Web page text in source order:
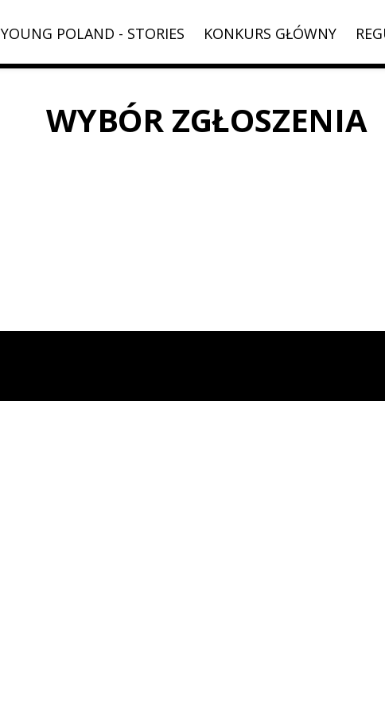
YOUNG POLAND - STORIES KONKURS GŁÓWNY
WYBÓR ZGŁOSZENIA